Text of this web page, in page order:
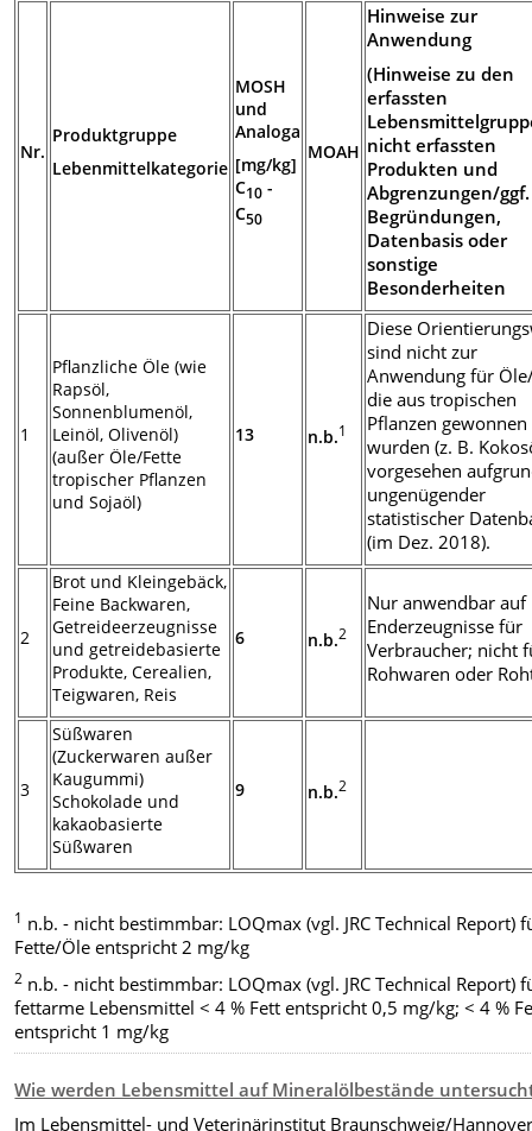
Nr.
Produktgruppe
Lebenmittelkategorie
MOSH
und
Analoga
[mg/kg]
C10 -
C50
MOAH
Hinweise zur
Anwendung
(Hinweise zu den
erfassten
nicht erfassten
Produkten und
Abgrenzungen/
Begründungen,
Datenbasis oder
sonstige
Besonderheiten
1
Pflanzliche Öle (wie
Rapsöl,
Sonnenblumenöl,
Leinöl, Olivenöl)
(außer Öle/Fette
tropischer Pflanzen
und Sojaöl)
13 n.b.1
Diese
sind nicht zur
Anwendung für
die aus tropischen
Pflanzen gewonnen
wurden (z. B.
vorgesehen
ungenügender
statistischer
(im Dez. 2018).
2
Brot und Kleingebäck,
Feine Backwaren,
Getreideerzeugnisse
und getreidebasierte
Produkte, Cerealien,
Teigwaren, Reis
6 n.b.2
Nur anwendbar auf
Enderzeugnisse für
Verbraucher; nicht
Rohwaren oder
3
Süßwaren
(Zuckerwaren außer
Kaugummi)
Schokolade und
kakaobasierte
Süßwaren
9 n.b.2
1 n.b. - nicht bestimmbar: LOQmax (vgl. JRC Technical Report)
Fette/Öle entspricht 2 mg/kg
2 n.b. - nicht bestimmbar: LOQmax (vgl. JRC Technical Report)
fettarme Lebensmittel < 4 % Fett entspricht 0,5 mg/kg; < 4 %
entspricht 1 mg/kg
Wie werden Lebensmittel auf Mineralölbestände
Im Lebensmittel- und Veterinärinstitut Braunschweig/